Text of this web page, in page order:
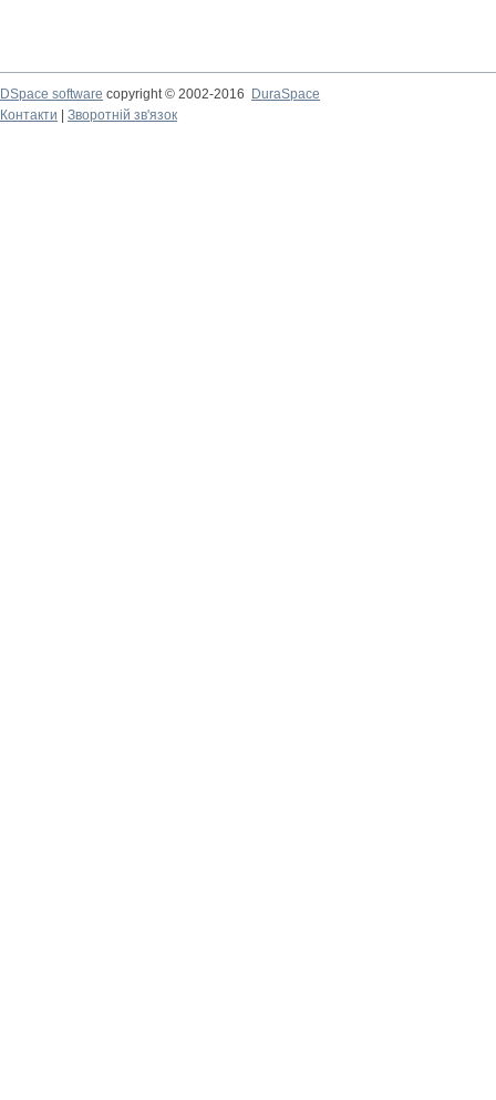
DSpace software copyright © 2002-2016
DuraSpace
Контакти
Зворотній зв'язок